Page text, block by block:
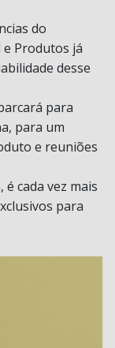
do
e Produtos já
desse
para
para um
e reuniões
é cada vez mais
para